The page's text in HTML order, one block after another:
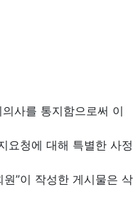
의사를 통지함으로써 이
요청에 대해 특별한 사정
”이 작성한 게시물은 삭